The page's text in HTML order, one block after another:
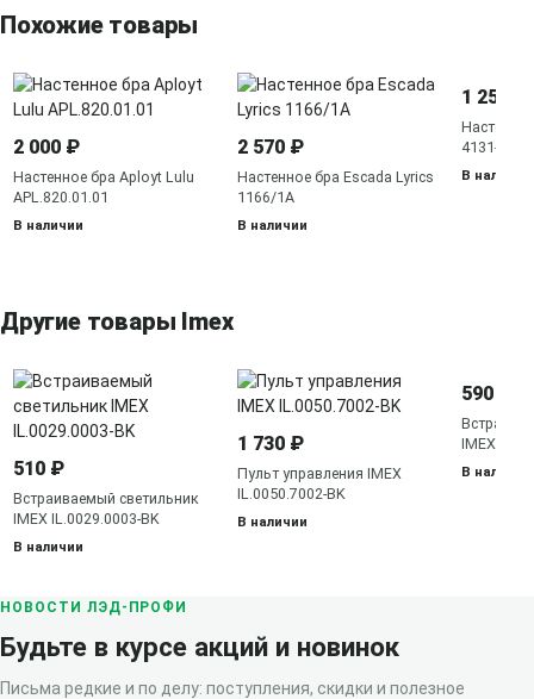
Похожие товары
2 000 ₽
Настенное бра Aployt Lulu
APL.820.01.01
В наличии
2 570 ₽
Настенное бра Escada Lyrics
1166/1A
В наличии
1 250 ₽
4131-1W
В наличии
Другие товары Imex
510 ₽
Встраиваемый светильник
IMEX IL.0029.0003-BK
В наличии
1 730 ₽
Пульт управления IMEX
IL.0050.7002-BK
В наличии
590 ₽
IMEX
В наличии
НОВОСТИ ЛЭД-ПРОФИ
Будьте в курсе акций и новинок
Письма редкие и по делу: поступления, скидки и полезное